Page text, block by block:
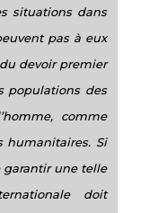
situations dans
pas à eux
devoir premier
populations des
comme
humanitaires. Si
garantir une telle
doit